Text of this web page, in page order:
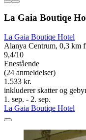
La Gaia Boutiqe
La Gaia Boutiqe Hotel
Alanya Centrum, 0,3 km
9,4/10
Enestående
(24 anmeldelser)
1.533 kr.
inkluderer skatter og
1. sep. - 2. sep.
La Gaia Boutiqe Hotel